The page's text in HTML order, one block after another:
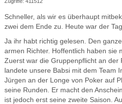
Schneller, als wir es überhaupt
zwei dem Ende zu. Heute war der
Ja ihr habt richtig gelesen. Den
armen Richter. Hoffentlich haben sie
Zuerst war die Gruppenpflicht an der
landete unsere Babsi mit dem Team
Jürgen an der Longe von Poker auf
seine Runden. Er macht den
ist jedoch erst seine zweite Saison.